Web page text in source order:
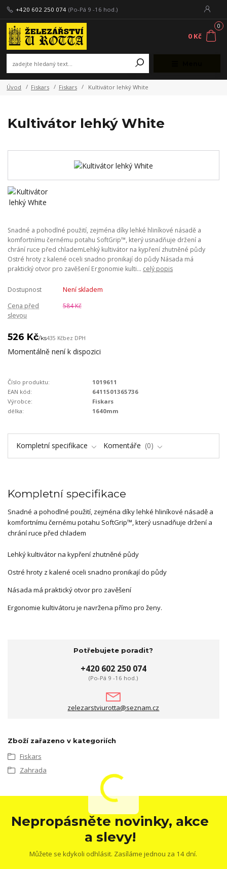
+420 602 250 074 (Po-Pá 9 -16 hod.)
0
0 Kč
Úvod Fiskars Fiskars Kultivátor lehký White
Kultivátor lehký White
Snadné a pohodlné použití, zejména díky lehké hliníkové násadě a
komfortnímu černému potahu SoftGrip™, který usnadňuje držení a
chrání ruce před chlademLehký kultivátor na kypření zhutněné půdy
Ostré hroty z kalené oceli snadno pronikají do půdy Násada má
praktický otvor pro zavěšení Ergonomie kulti... celý popis
Dostupnost
Není skladem
Cena před
slevou
584 Kč
526 Kč/ks435 Kčbez DPH
Momentálně není k dispozici
Číslo produktu:
1019611
EAN kód:
6411501365736
Výrobce:
Fiskars
délka:
1640mm
Kompletní specifikace Komentáře 0
Kompletní specifikace
Snadné a pohodlné použití, zejména díky lehké hliníkové násadě a
komfortnímu černému potahu SoftGrip™, který usnadňuje držení a
chrání ruce před chladem
Lehký kultivátor na kypření zhutněné půdy
Ostré hroty z kalené oceli snadno pronikají do půdy
Násada má praktický otvor pro zavěšení
Ergonomie kultivátoru je navržena přímo pro ženy.
Potřebujete poradit?
+420 602 250 074
(Po-Pá 9 -16 hod.)
zelezarstviurotta@seznam.cz
Zboží zařazeno v kategoriích
Fiskars
Zahrada
Nepropásněte novinky, akce
a slevy!
Můžete se kdykoli odhlásit. Zasíláme jednou za 14 dní.